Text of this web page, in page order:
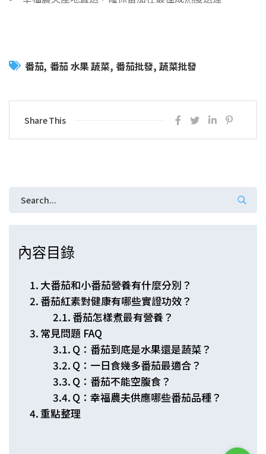
番茄 番茄 水果 蔬菜 番茄批發 蔬菜批發
Share This
內容目錄
大番茄和小番茄營養有什麼分別？
番茄紅素對健康有哪些實證功效？
番茄怎樣煮最有營養？
常見問題 FAQ
Q：番茄到底是水果還是蔬菜？
Q：一日食幾多番茄最適合？
Q：番茄不能空腹食？
Q：幸福農夫供應哪些番茄品種？
重點整理